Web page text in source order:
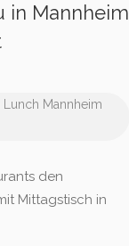
in Mannheim
Lunch Mannheim
den
Mittagstisch in